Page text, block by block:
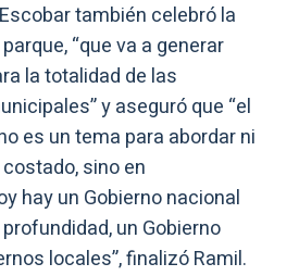
también celebró la
“que va a generar
la totalidad de las
y aseguró que “el
es un tema para abordar ni
sino en
hay un Gobierno nacional
un Gobierno
locales”, finalizó Ramil.